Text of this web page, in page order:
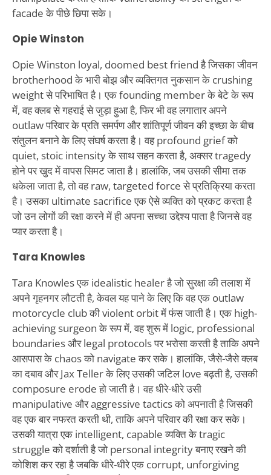
facade के पीछे छिपा सके।
Opie Winston
Opie Winston loyal, doomed best friend है जिसका जीवन
brotherhood के भारी बोझ और व्यक्तिगत नुकसान के crushing
weight से परिभाषित है। एक founding member के बेटे के रूप
में, वह क्लब से गहराई से जुड़ा हुआ है, फिर भी वह लगातार अपने
outlaw परिवार के प्रति समर्पण और शांतिपूर्ण जीवन की इच्छा के बीच
संतुलन बनाने के लिए संघर्ष करता है। वह profound grief को
quiet, stoic intensity के साथ सहन करता है, अक्सर tragedy
होने पर खुद में वापस सिमट जाता है। हालांकि, जब उसकी सीमा तक
धकेला जाता है, तो वह raw, targeted force से प्रतिक्रिया करता
है। उसका ultimate sacrifice एक ऐसे व्यक्ति को प्रकट करता है
जो उन लोगों की रक्षा करने में ही अपना सच्चा उद्देश्य पाता है जिनसे वह
प्यार करता है।
Tara Knowles
Tara Knowles एक idealistic healer है जो सुरक्षा की तलाश में
अपने गृहनगर लौटती है, केवल यह पाने के लिए कि वह एक outlaw
motorcycle club की violent orbit में फंस जाती है। एक high-
achieving surgeon के रूप में, वह शुरू में logic, professional
boundaries और legal protocols पर भरोसा करती है ताकि अपने
आसपास के chaos को navigate कर सके। हालांकि, जैसे-जैसे क्लब
का दबाव और Jax Teller के लिए उसकी जटिल love बढ़ती है, उसकी
composure erode हो जाती है। वह धीरे-धीरे उसी
manipulative और aggressive tactics को अपनाती है जिसकी
वह एक बार नफरत करती थी, ताकि अपने परिवार की रक्षा कर सके।
उसकी यात्रा एक intelligent, capable व्यक्ति के tragic
struggle को दर्शाती है जो personal integrity बनाए रखने की
कोशिश कर रहा है जबकि धीरे-धीरे एक corrupt, unforgiving